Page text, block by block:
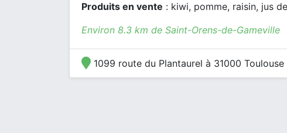
Produits en vente : kiwi, pomme, raisin, jus
Environ 8.3 km de Saint-Orens-de-Gameville
1099 route du Plantaurel à 31000 Toulouse